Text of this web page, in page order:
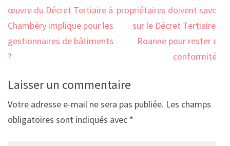
de
l’article
œuvre du Décret Tertiaire à
Chambéry implique pour les
gestionnaires de bâtiments
?
propriétaires doivent savoir
sur le Décret Tertiaire à
Roanne pour rester en
conformité ?
Laisser un commentaire
Votre adresse e-mail ne sera pas publiée. Les champs
obligatoires sont indiqués avec *